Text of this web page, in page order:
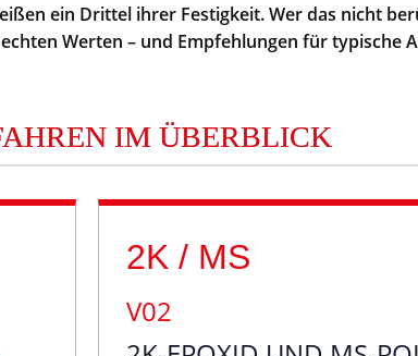
ein Drittel ihrer Festigkeit. Wer das nicht
Werten – und Empfehlungen für typische
IM ÜBERBLICK
2K / MS
V02